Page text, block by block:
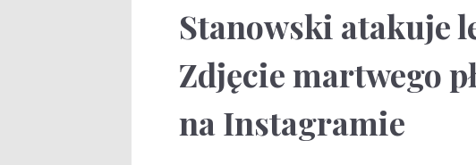
Stanowski atakuje
Zdjęcie martwego
na Instagramie